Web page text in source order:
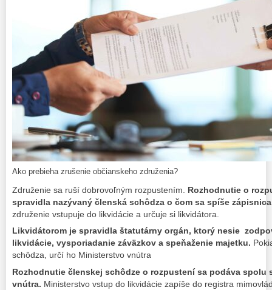
Ako prebieha zrušenie občianskeho združenia?
Združenie sa ruší dobrovoľným rozpustením. Rozhodnutie o
spravidla nazývaný členská schôdza o čom sa spíše
združenie vstupuje do likvidácie a určuje si likvidátora.
Likvidátorom je spravidla štatutárny orgán, ktorý nesie
likvidácie, vysporiadanie záväzkov a speňaženie majetku.
schôdza, určí ho Ministerstvo vnútra
Rozhodnutie členskej schôdze o rozpustení sa podáva spolu
vnútra. Ministerstvo vstup do likvidácie zapíše do registra